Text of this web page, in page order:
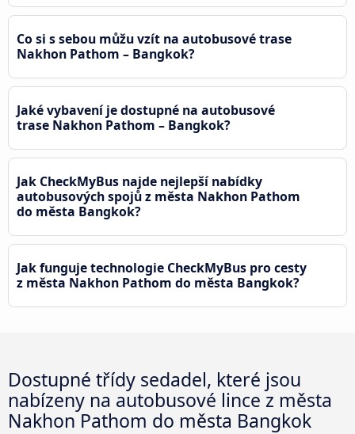
Co si s sebou můžu vzít na autobusové trase
Nakhon Pathom – Bangkok?
Jaké vybavení je dostupné na autobusové
trase Nakhon Pathom – Bangkok?
Jak CheckMyBus najde nejlepší nabídky
autobusových spojů z města Nakhon Pathom
do města Bangkok?
Jak funguje technologie CheckMyBus pro cesty
z města Nakhon Pathom do města Bangkok?
Dostupné třídy sedadel, které jsou
nabízeny na autobusové lince z města
Nakhon Pathom do města Bangkok